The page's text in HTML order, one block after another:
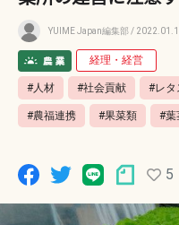
YUIME Japan編集部 /
経理・経営
#人材 #社会貢献 #レタ
#農福連携 #果菜類 #葉
5